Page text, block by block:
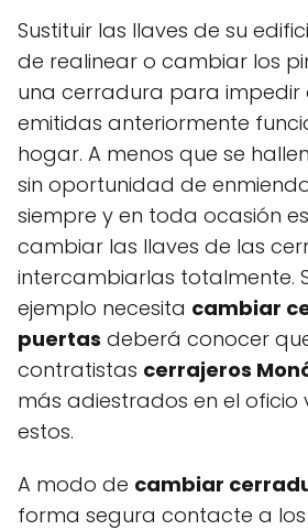
Sustituir las llaves de su
de realinear o cambiar los
una cerradura para impedir
emitidas anteriormente
hogar. A menos que se
sin oportunidad de
siempre y en toda ocasión
cambiar las llaves de las
intercambiarlas totalmente.
ejemplo necesita cambiar
puertas deberá conocer
contratistas cerrajeros
más adiestrados en el oficio
estos.
A modo de cambiar
forma segura contacte a